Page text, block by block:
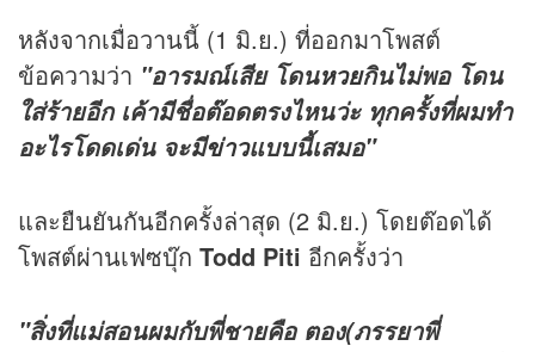
หลังจากเมื่อวานนี้ (1 มิ.ย.) ที่ออกมาโพสต์
ข้อความว่า "อารมณ์เสีย โดนหวยกินไม่พอ โดน
ใส่ร้ายอีก เค้ามีชื่อต๊อดตรงไหนว่ะ ทุกครั้งที่ผมทำ
อะไรโดดเด่น จะมีข่าวแบบนี้เสมอ"
และยืนยันกันอีกครั้งล่าสุด (2 มิ.ย.) โดยต๊อดได้
โพสต์ผ่านเฟซบุ๊ก Todd Piti อีกครั้งว่า
"สิ่งที่แม่สอนผมกับพี่ชายคือ ตอง(ภรรยาพี่